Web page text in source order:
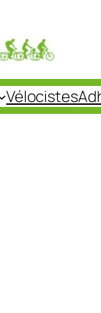
Vélocistes